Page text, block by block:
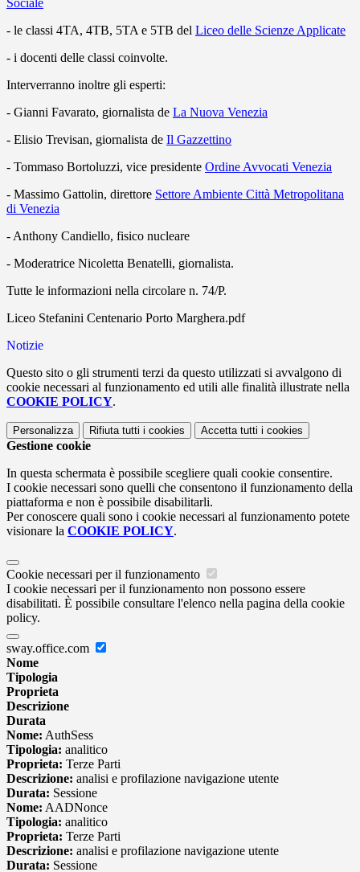
Sociale
- le classi 4TA, 4TB, 5TA e 5TB del Liceo delle Scienze Applicate
- i docenti delle classi coinvolte.
Interverranno inoltre gli esperti:
- Gianni Favarato, giornalista de La Nuova Venezia
- Elisio Trevisan, giornalista de Il Gazzettino
- Tommaso Bortoluzzi, vice presidente Ordine Avvocati Venezia
- Massimo Gattolin, direttore Settore Ambiente Città Metropolitana
di Venezia
- Anthony Candiello, fisico nucleare
- Moderatrice Nicoletta Benatelli, giornalista.
Tutte le informazioni nella circolare n. 74/P.
Liceo Stefanini Centenario Porto Marghera.pdf
Notizie
Questo sito o gli strumenti terzi da questo utilizzati si avvalgono di
cookie necessari al funzionamento ed utili alle finalità illustrate nella
COOKIE POLICY.
Personalizza Rifiuta tutti i cookies Accetta tutti i cookies
Gestione cookie
In questa schermata è possibile scegliere quali cookie consentire.
I cookie necessari sono quelli che consentono il funzionamento della
piattaforma e non è possibile disabilitarli.
Per conoscere quali sono i cookie necessari al funzionamento potete
visionare la COOKIE POLICY.
Cookie necessari per il funzionamento
I cookie necessari per il funzionamento non possono essere
disabilitati. È possibile consultare l'elenco nella pagina della cookie
policy.
sway.office.com
Nome
Tipologia
Proprieta
Descrizione
Durata
Nome: AuthSess
Tipologia: analitico
Proprieta: Terze Parti
Descrizione: analisi e profilazione navigazione utente
Durata: Sessione
Nome: AADNonce
Tipologia: analitico
Proprieta: Terze Parti
Descrizione: analisi e profilazione navigazione utente
Durata: Sessione